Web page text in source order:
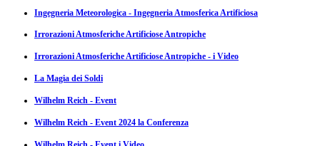
Ingegneria Meteorologica - Ingegneria Atmosferica Artificiosa
Irrorazioni Atmosferiche Artificiose Antropiche
Irrorazioni Atmosferiche Artificiose Antropiche - i Video
La Magia dei Soldi
Wilhelm Reich - Event
Wilhelm Reich - Event 2024 la Conferenza